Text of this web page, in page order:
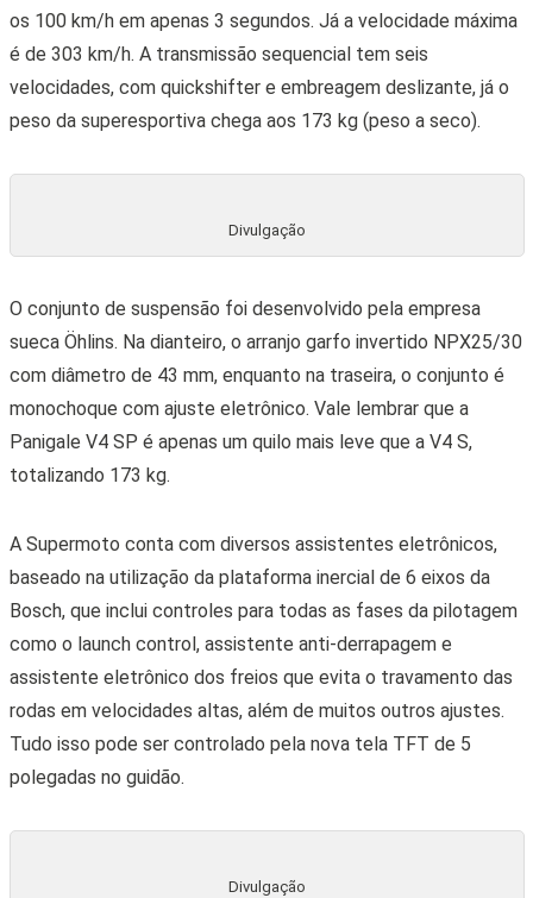
os 100 km/h em apenas 3 segundos. Já a velocidade máxima
é de 303 km/h. A transmissão sequencial tem seis
velocidades, com quickshifter e embreagem deslizante, já o
peso da superesportiva chega aos 173 kg (peso a seco).
Divulgação
O conjunto de suspensão foi desenvolvido pela empresa
sueca Öhlins. Na dianteiro, o arranjo garfo invertido NPX25/30
com diâmetro de 43 mm, enquanto na traseira, o conjunto é
monochoque com ajuste eletrônico. Vale lembrar que a
Panigale V4 SP é apenas um quilo mais leve que a V4 S,
totalizando 173 kg.
A Supermoto conta com diversos assistentes eletrônicos,
baseado na utilização da plataforma inercial de 6 eixos da
Bosch, que inclui controles para todas as fases da pilotagem
como o launch control, assistente anti-derrapagem e
assistente eletrônico dos freios que evita o travamento das
rodas em velocidades altas, além de muitos outros ajustes.
Tudo isso pode ser controlado pela nova tela TFT de 5
polegadas no guidão.
Divulgação